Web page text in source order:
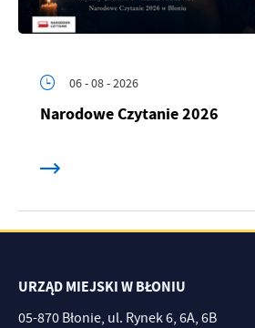
06 - 08 - 2026
Narodowe Czytanie 2026
URZĄD MIEJSKI W BŁONIU
05-870 Błonie, ul. Rynek 6, 6A, 6B